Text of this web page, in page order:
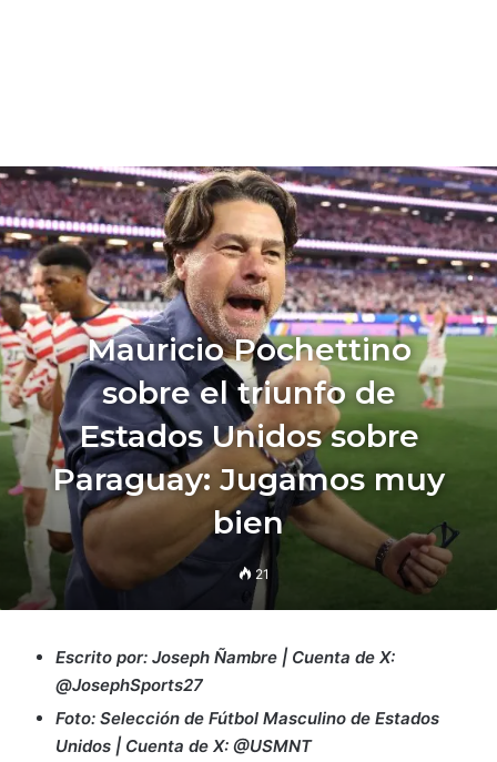
Mauricio Pochettino
sobre el triunfo de
Estados Unidos sobre
Paraguay: Jugamos muy
bien
21
Escrito por: Joseph Ñambre | Cuenta de X:
@JosephSports27
Foto: Selección de Fútbol Masculino de Estados
Unidos | Cuenta de X: @USMNT